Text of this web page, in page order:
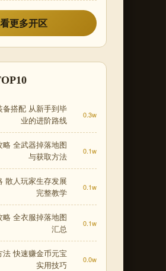
更多开区
备搭配 从新手到毕
业的进阶路线
0.3w
略 全武器掉落地图
与获取方法
0.1w
散人玩家生存发展
完整教学
0.1w
略 全衣服掉落地图
汇总
0.1w
法 快速赚金币元宝
实用技巧
0.0w